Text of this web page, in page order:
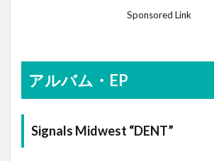
Sponsored Link
アルバム・EP
Signals Midwest “DENT”